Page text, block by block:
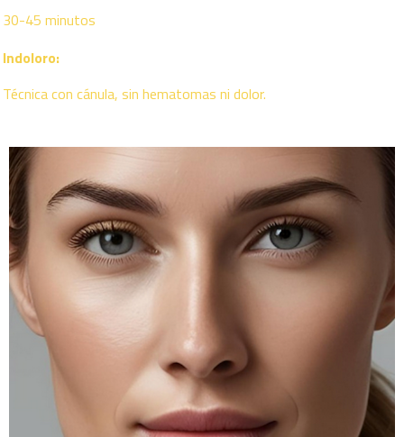
30-45 minutos
Indoloro:
Técnica con cánula, sin hematomas ni dolor.